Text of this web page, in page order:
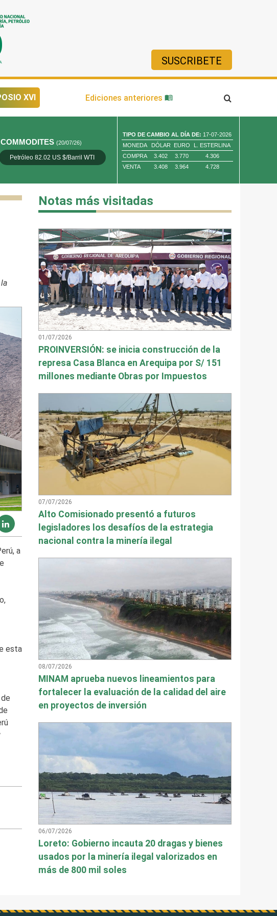
SUSCRIBETE
XVI Ediciones anteriores
COMMODITES(20/07/26)
Petróleo 82.02 US $/Barril WTI Oro 4,010.80 US $/ Oz. Tr.
TIPO DE CAMBIO AL DÍA DE: 17-07-2026
MONEDA
DÓLAR EURO
L. ESTERLINA
COMPRA
3.402 3.770
4.306
VENTA
3.408 3.964 4.728
a
esta
Notas más visitadas
01/07/2026
PROINVERSIÓN: se inicia construcción de la
represa Casa Blanca en Arequipa por S/ 151
millones mediante Obras por Impuestos
07/07/2026
Alto Comisionado presentó a futuros
legisladores los desafíos de la estrategia
nacional contra la minería ilegal
08/07/2026
MINAM aprueba nuevos lineamientos para
fortalecer la evaluación de la calidad del aire
en proyectos de inversión
06/07/2026
Loreto: Gobierno incauta 20 dragas y bienes
usados por la minería ilegal valorizados en
más de 800 mil soles